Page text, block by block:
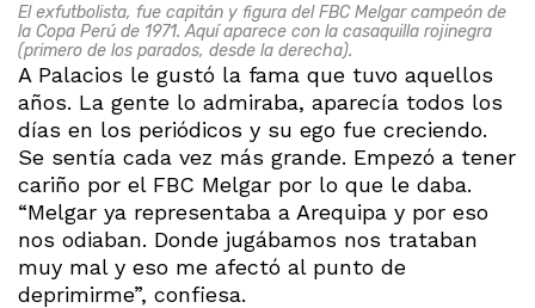
El exfutbolista, fue capitán y figura del FBC Melgar campeón de
la Copa Perú de 1971. Aquí aparece con la casaquilla rojinegra
(primero de los parados, desde la derecha).
A Palacios le gustó la fama que tuvo aquellos
años. La gente lo admiraba, aparecía todos los
días en los periódicos y su ego fue creciendo.
Se sentía cada vez más grande. Empezó a tener
cariño por el FBC Melgar por lo que le daba.
“Melgar ya representaba a Arequipa y por eso
nos odiaban. Donde jugábamos nos trataban
muy mal y eso me afectó al punto de
deprimirme”, confiesa.